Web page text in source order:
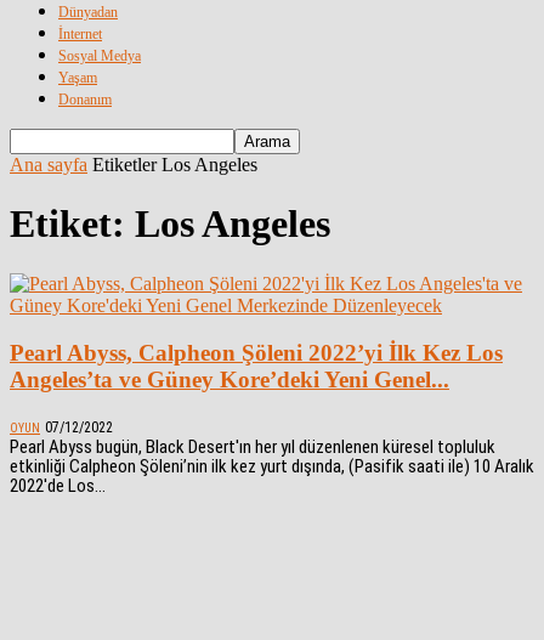
Dünyadan
İnternet
Sosyal Medya
Yaşam
Donanım
Ana sayfa Etiketler Los Angeles
Etiket: Los Angeles
Pearl Abyss, Calpheon Şöleni 2022’yi İlk Kez Los
Angeles’ta ve Güney Kore’deki Yeni Genel...
OYUN 07/12/2022
Pearl Abyss bugün, Black Desert'ın her yıl düzenlenen küresel topluluk
etkinliği Calpheon Şöleni’nin ilk kez yurt dışında, (Pasifik saati ile) 10 Aralık
2022'de Los...